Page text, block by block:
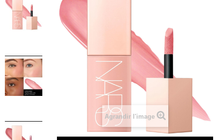
Agrandir l'image